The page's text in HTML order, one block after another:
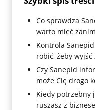
Co sprawdza
warto mieć
Kontrola
robić, żeby wyjść
Czy Sanepid
może Cię drogo
Kiedy potrzebny
ruszasz z